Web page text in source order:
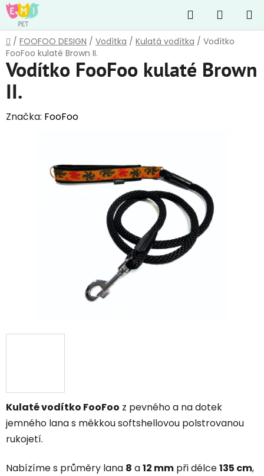
Přejít
na
obsah
Hledat
KOŠÍK
Domů
/ FOOFOO DESIGN / Vodítka / Kulatá vodítka / Vodítko
FooFoo kulaté Brown II.
Kulaté vodítko FooFoo z pevného a na dotek
jemného lana s měkkou softshellovou polstrovanou
rukojetí.
Nabízíme s průměry lana 8 a12 mm při délce135 cm,
Vodítko FooFoo kulaté Brown
II.
Značka: FooFoo